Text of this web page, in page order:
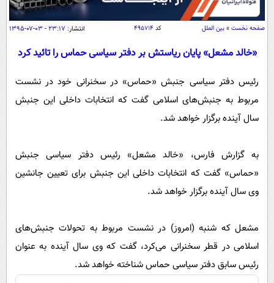
سیاسی
اقتصاد
جامعه
حوادث
محیط زیست
سفر و تفریح
بین الملل
سیاست خارجی
فرهنگ و هنر
فناوری و It
علمی
اخبار کریپتو
قرآن
گوناگون
مجله تصویری سلاح
ورزش
خواندنی ها و دیدنی ها
داستان کوتاه
پیامک
آموزش زبان
صفحه نخست » بین الملل کد ۴۹۵۷۱۴ انتشار: ۲۳:۱۷ - ۰۳-۰۷-۱۳۹۵
«خالد مشعل» پایان ریاستش بر دفتر سیاسی حماس را تائید کرد
رئیس دفتر سیاسی جنبش «حماس» در سخنرانی خود در نشست
مربوط به جنبش‌های اسلامی گفت که انتخابات داخلی این جنبش
سال آینده برگزار خواهد شد.
به گزارش فارس، «خالد مشعل» رئیس دفتر سیاسی جنبش
«حماس» گفت که انتخابات داخلی این جنبش برای تعیین جانشین
وی سال آینده برگزار خواهد شد.
مشعل که شنبه (امروز) در نشست مربوط به تحولات جنبش‌های
اسلامی در قطر سخنرانی می‌کرد، گفت که وی سال آینده به عنوان
رئیس سابق دفتر سیاسی حماس شناخته خواهد شد.